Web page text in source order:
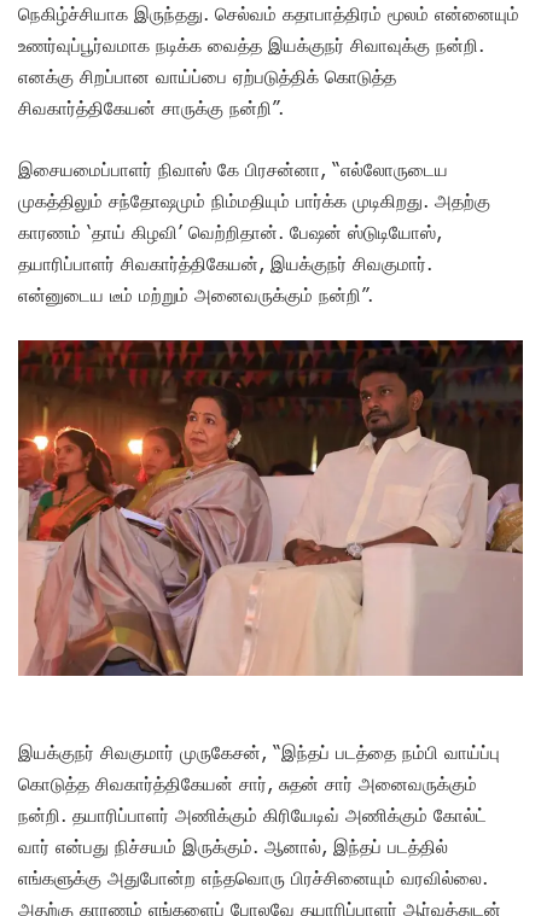
நெகிழ்ச்சியாக இருந்தது. செல்வம் கதாபாத்திரம் மூலம் என்னையும்
உணர்வுப்பூர்வமாக நடிக்க வைத்த இயக்குநர் சிவாவுக்கு நன்றி.
எனக்கு சிறப்பான வாய்ப்பை ஏற்படுத்திக் கொடுத்த
சிவகார்த்திகேயன் சாருக்கு நன்றி”.
இசையமைப்பாளர் நிவாஸ் கே பிரசன்னா, “எல்லோருடைய
முகத்திலும் சந்தோஷமும் நிம்மதியும் பார்க்க முடிகிறது. அதற்கு
காரணம் ‘தாய் கிழவி’ வெற்றிதான். பேஷன் ஸ்டுடியோஸ்,
தயாரிப்பாளர் சிவகார்த்திகேயன், இயக்குநர் சிவகுமார்.
என்னுடைய டீம் மற்றும் அனைவருக்கும் நன்றி”.
இயக்குநர் சிவகுமார் முருகேசன், “இந்தப் படத்தை நம்பி வாய்ப்பு
கொடுத்த சிவகார்த்திகேயன் சார், சுதன் சார் அனைவருக்கும்
நன்றி. தயாரிப்பாளர் அணிக்கும் கிரியேடிவ் அணிக்கும் கோல்ட்
வார் என்பது நிச்சயம் இருக்கும். ஆனால், இந்தப் படத்தில்
எங்களுக்கு அதுபோன்ற எந்தவொரு பிரச்சினையும் வரவில்லை.
அதற்கு காரணம் எங்களைப் போலவே தயாரிப்பாளர் ஆர்வத்துடன்